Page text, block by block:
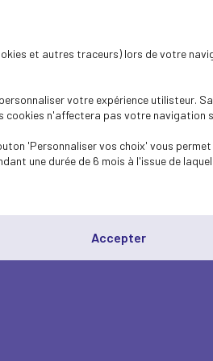
et autres traceurs) lors de votre
votre expérience utilisteur.
cookies n'affectera pas votre navigation
'Personnaliser vos choix' vous
une durée de 6 mois à l'issue de
Accepter